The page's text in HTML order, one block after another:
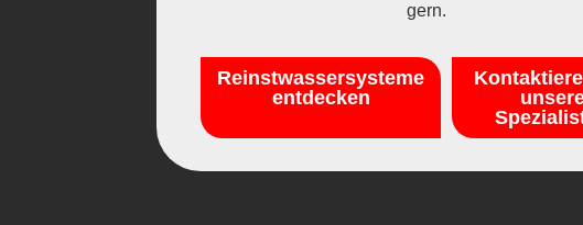
gern.
Reinstwassersysteme
entdecken